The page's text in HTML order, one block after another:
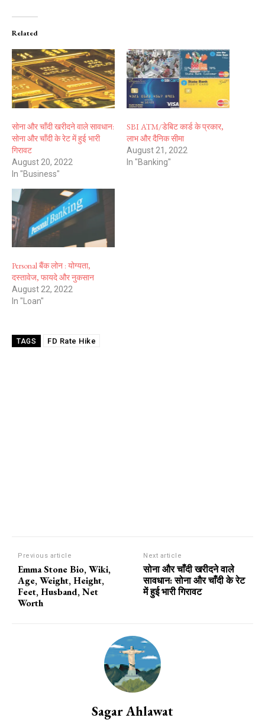
Related
सोना और चाँदी खरीदने वाले सावधान:
सोना और चाँदी के रेट में हुई भारी
गिरावट
August 20, 2022
In "Business"
SBI ATM/डेबिट कार्ड के प्रकार,
लाभ और दैनिक सीमा
August 21, 2022
In "Banking"
Personal बैंक लोन : योग्यता,
दस्तावेज, फायदे और नुकसान
August 22, 2022
In "Loan"
TAGS FD Rate Hike
Previous article
Emma Stone Bio, Wiki,
Age, Weight, Height,
Feet, Husband, Net
Worth
Next article
सोना और चाँदी खरीदने वाले
सावधान: सोना और चाँदी के रेट
में हुई भारी गिरावट
Sagar Ahlawat